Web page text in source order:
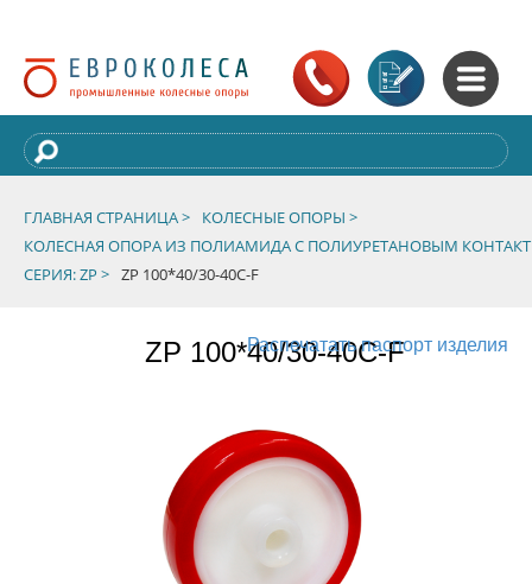
ГЛАВНАЯ СТРАНИЦА >
КОЛЕСНЫЕ ОПОРЫ >
КОЛЕСНАЯ ОПОРА ИЗ ПОЛИАМИДА С ПОЛИУРЕТАНОВЫМ
СЕРИЯ: ZP > ZP 100*40/30-40C-F
ZP 100*40/30-40C-F
Распечатать паспорт изделия